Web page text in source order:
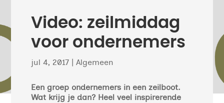
Video: zeilmiddag
voor ondernemers
jul 4, 2017 |Algemeen
Een groep ondernemers in een zeilboot.
Wat krijg je dan? Heel veel inspirerende